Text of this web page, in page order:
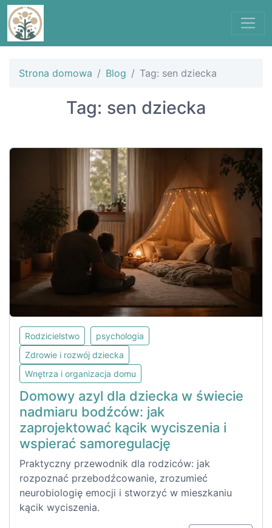
Strona domowa Blog Tag: sen dziecka
Tag: sen dziecka
Rodzicielstwo
psychologia
Zdrowie i rozwój dziecka
Wnętrza i organizacja domu
Domowy azyl dla dziecka w świecie
nadmiaru bodźców: jak
zaprojektować kącik wyciszenia i
wspierać samoregulację
Praktyczny przewodnik dla rodziców: jak
rozpoznać przebodźcowanie, zrozumieć
neurobiologię emocji i stworzyć w mieszkaniu
kącik wyciszenia.